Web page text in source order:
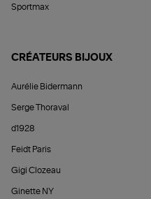
Sportmax
CRÉATEURS BIJOUX
Aurélie Bidermann
Serge Thoraval
d1928
Feidt Paris
Gigi Clozeau
Ginette NY